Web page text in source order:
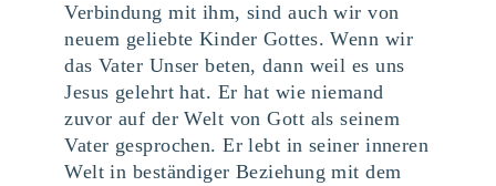
Verbindung mit ihm, sind auch wir von
neuem geliebte Kinder Gottes. Wenn wir
das Vater Unser beten, dann weil es uns
Jesus gelehrt hat. Er hat wie niemand
zuvor auf der Welt von Gott als seinem
Vater gesprochen. Er lebt in seiner inneren
Welt in beständiger Beziehung mit dem